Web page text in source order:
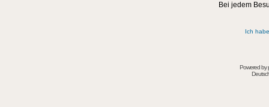
Bei jedem
Ich
Powered by